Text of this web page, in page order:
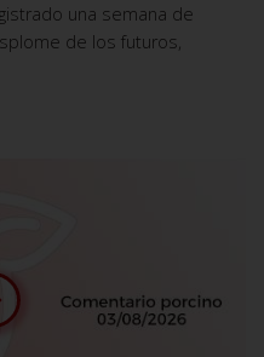
una semana de
de los futuros,